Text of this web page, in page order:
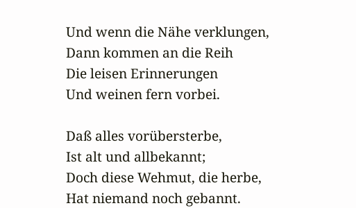
Und wenn die Nähe verklungen,
Dann kommen an die Reih
Die leisen Erinnerungen
Und weinen fern vorbei.
Daß alles vorübersterbe,
Ist alt und allbekannt;
Doch diese Wehmut, die herbe,
Hat niemand noch gebannt.